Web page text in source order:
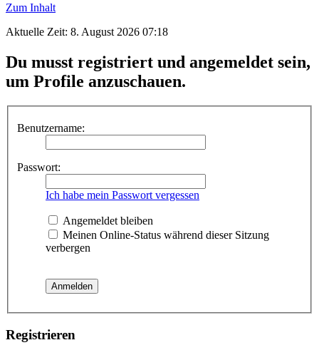
Zum Inhalt
Aktuelle Zeit: 8. August 2026 07:18
Du musst registriert und angemeldet sein,
um Profile anzuschauen.
Benutzername:
Passwort:
Ich habe mein Passwort vergessen
Angemeldet bleiben
Meinen Online-Status während dieser Sitzung
verbergen
Registrieren